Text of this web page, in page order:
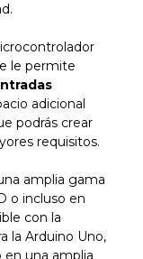
le permite
adicional
podrás crear
requisitos.
amplia gama
o incluso en
con la
la Arduino Uno,
en una amplia